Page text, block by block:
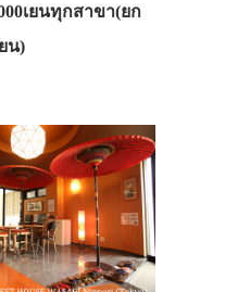
เยนทุกสาขา(ยก
น)